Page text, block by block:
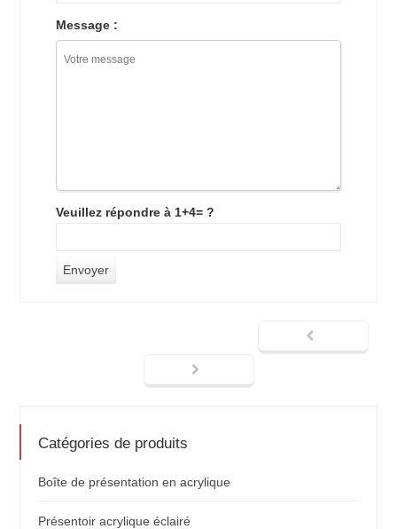
Message :
Veuillez répondre à 1+4= ?
Catégories de produits
Boîte de présentation en acrylique
Présentoir acrylique éclairé